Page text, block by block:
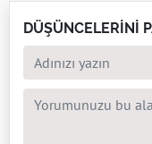
DÜŞÜNCELERİNİ